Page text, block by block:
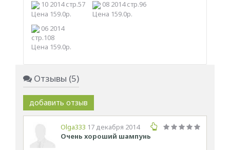
10 2014 стр.57
Цена 159.0р.
08 2014 стр.96
Цена 159.0р.
06 2014
стр.108
Цена 159.0р.
Отзывы (5)
добавить отзыв
Olga333 17 декабря 2014
Очень хороший шампунь